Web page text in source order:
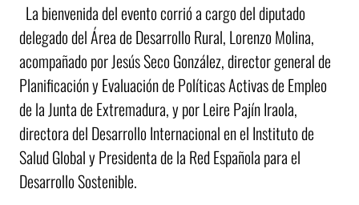
La bienvenida del evento corrió a cargo del diputado
delegado del Área de Desarrollo Rural, Lorenzo Molina,
acompañado por Jesús Seco González, director general de
Planificación y Evaluación de Políticas Activas de Empleo
de la Junta de Extremadura, y por Leire Pajín Iraola,
directora del Desarrollo Internacional en el Instituto de
Salud Global y Presidenta de la Red Española para el
Desarrollo Sostenible.